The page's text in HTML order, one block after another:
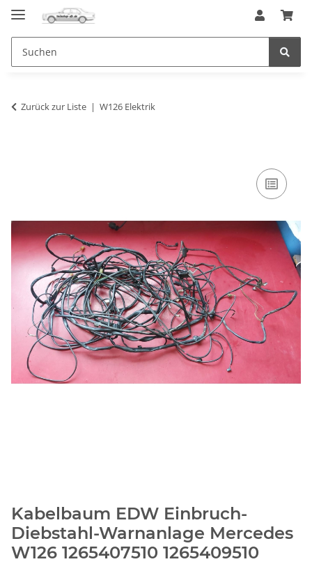
Zurück zur Liste W126 Elektrik
Kabelbaum EDW Einbruch-
Diebstahl-Warnanlage Mercedes
W126 1265407510 1265409510